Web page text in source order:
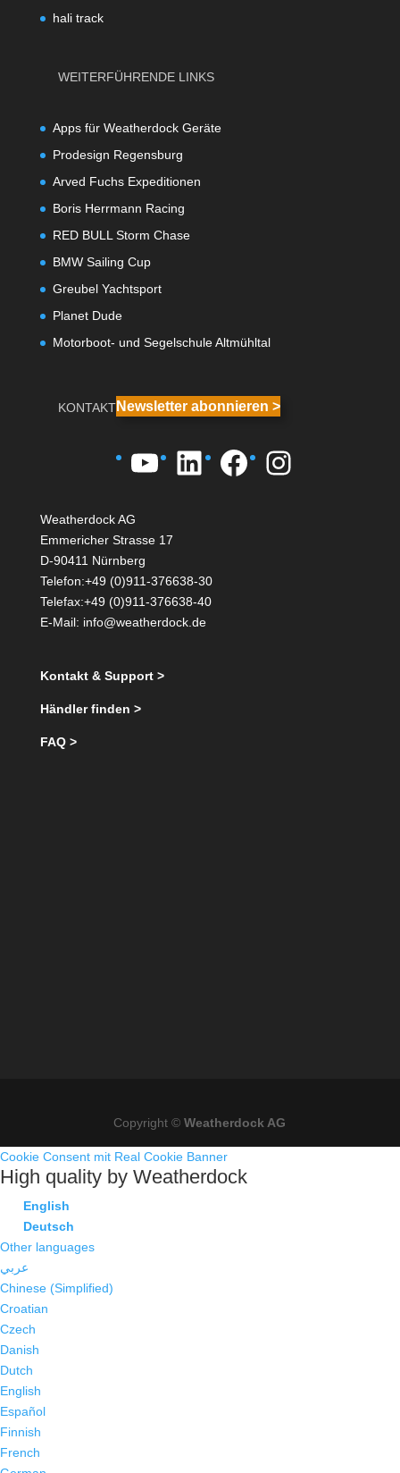
hali track
WEITERFÜHRENDE LINKS
Apps für Weatherdock Geräte
Prodesign Regensburg
Arved Fuchs Expeditionen
Boris Herrmann Racing
RED BULL Storm Chase
BMW Sailing Cup
Greubel Yachtsport
Planet Dude
Motorboot- und Segelschule Altmühltal
KONTAKTNewsletter abonnieren >
YouTube
LinkedIn
Facebook
Weatherdock AG
Emmericher Strasse 17
D-90411 Nürnberg
Telefon:+49 (0)911-376638-30
Telefax:+49 (0)911-376638-40
E-Mail: info@weatherdock.de
Kontakt & Support >
Händler finden >
FAQ >
Copyright ©Weatherdock AG
Cookie Consent mit Real Cookie Banner
High quality by Weatherdock
English
Deutsch
Other languages
عربي
Chinese (Simplified)
Croatian
Czech
Danish
Dutch
English
Español
Finnish
French